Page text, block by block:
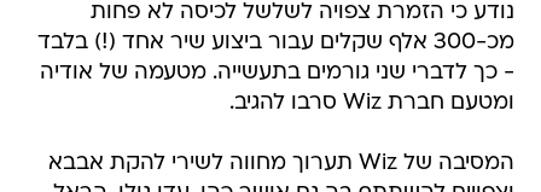
נודע כי הזמרת צפויה לשלשל לכיסה לא פחות
מכ-300 אלף שקלים עבור ביצוע שיר אחד (!) בלבד
- כך לדברי שני גורמים בתעשייה. מטעמה של אודיה
ומטעם חברת Wiz סרבו להגיב.
המסיבה של Wiz תערוך מחווה לשירי להקת אבבא